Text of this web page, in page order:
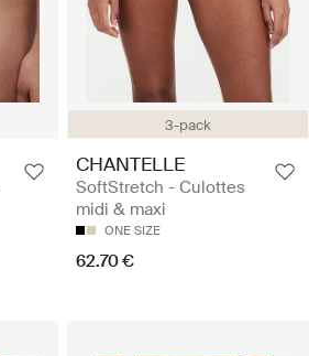
3-pack
CHANTELLE
SoftStretch - Culottes
midi & maxi
ONE SIZE
62.70 €